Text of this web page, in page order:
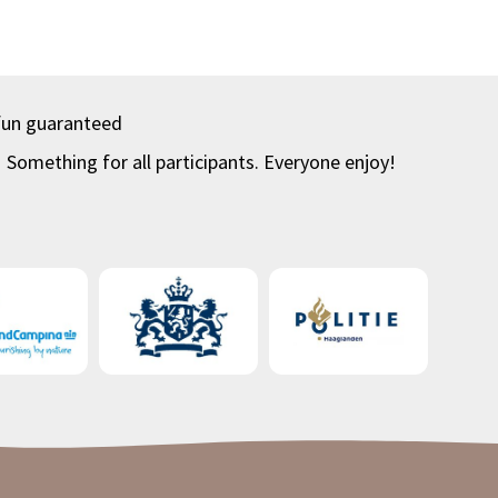
guaranteed
Something for all participants. Everyone enjoy!